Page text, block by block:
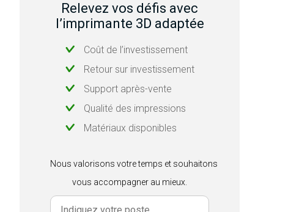
Relevez vos défis avec
l’imprimante 3D adaptée
Coût de l’investissement
Retour sur investissement
Support après-vente
Qualité des impressions
Matériaux disponibles
Nous valorisons votre temps et souhaitons
vous accompagner au mieux.